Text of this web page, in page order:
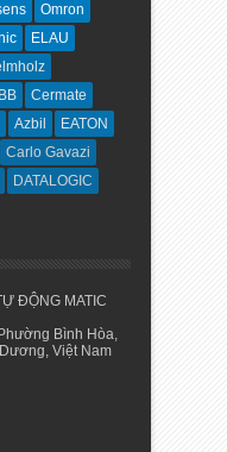
Omron
ELAU
Cermate
Azbil
EATON
Carlo Gavazi
DATALOGIC
ĐỘNG MATIC
Bình Hòa,
Việt Nam